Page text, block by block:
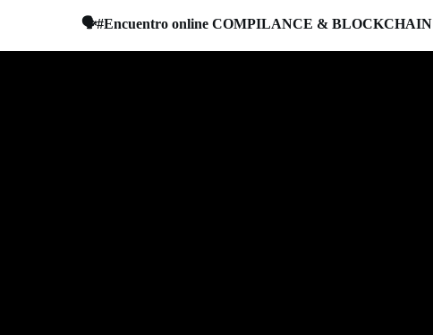
🗣️#Encuentro online COMPILANCE & BLOCKCHAIN